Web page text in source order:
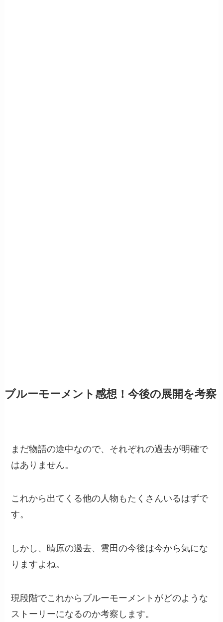
ブルーモーメント感想！今後の展開を考察
まだ物語の途中なので、それぞれの過去が明確で
はありません。
これから出てくる他の人物もたくさんいるはずで
す。
しかし、晴原の過去、雲田の今後は今から気にな
りますよね。
現段階でこれからブルーモーメントがどのような
ストーリーになるのか考察します。